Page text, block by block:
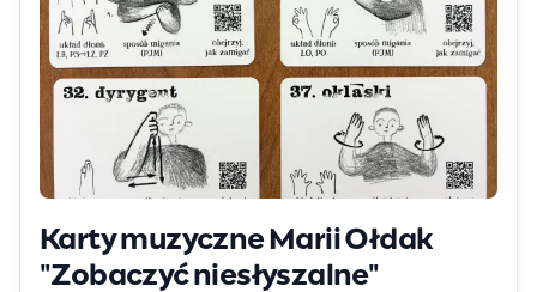
Karty muzyczne Marii Ołdak
"Zobaczyć niesłyszalne"